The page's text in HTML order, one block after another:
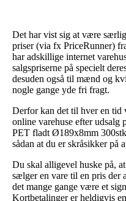
Det har vist sig at være
priser (via fx PriceRunner)
har adskillige internet
salgspriserne på specielt
desuden også til mænd og
nogle gange yde fri fragt.
Derfor kan det til hver en tid
online varehuse efter udsalg
PET fladt Ø189x8mm
sådan at du er skråsikker på
Du skal alligevel huske på,
sælger en vare til en pris der
det mange gange være et
Kortbetalinger er heldigvis